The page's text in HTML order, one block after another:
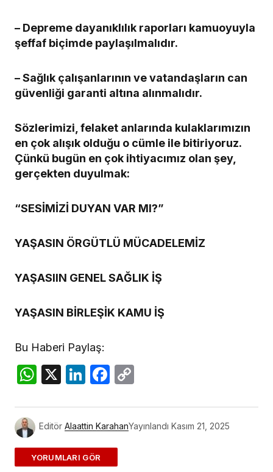
– Depreme dayanıklılık raporları kamuoyuyla
şeffaf biçimde paylaşılmalıdır.
– Sağlık çalışanlarının ve vatandaşların can
güvenliği garanti altına alınmalıdır.
Sözlerimizi, felaket anlarında kulaklarımızın
en çok alışık olduğu o cümle ile bitiriyoruz.
Çünkü bugün en çok ihtiyacımız olan şey,
gerçekten duyulmak:
“SESİMİZİ DUYAN VAR MI?”
YAŞASIN ÖRGÜTLÜ MÜCADELEMİZ
YAŞASIIN GENEL SAĞLIK İŞ
YAŞASIN BİRLEŞİK KAMU İŞ
Bu Haberi Paylaş:
WhatsApp
X LinkedIn
Facebook
Editör Alaattin KarahanYayınlandı Kasım 21, 2025
ADD A COMMENT